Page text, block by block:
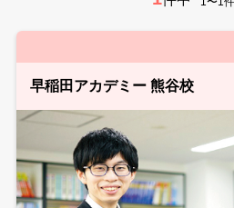
早稲田アカデミー 熊谷校